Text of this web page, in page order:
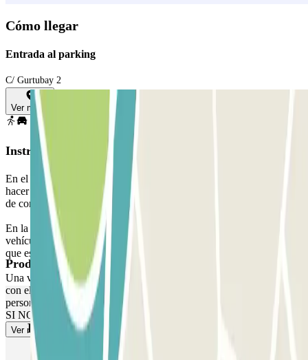
Cómo llegar
Entrada al parking
C/ Gurtubay 2
Ver mapa
Instrucciones
En el proceso de compra escoge la fecha en que vas a llegar. Tras
hacer el pago online recibirás por correo electrónico un justificante
de compra con el código localizador de tu reserva.
En la fecha de tu reserva, accede normalmente al parking con tu
vehículo, recoge el ticket a la entrada y aparca en cualquier plaza
que esté libre.
Una vez te hayas bajado del coche, acércate a la cabina de control
con el justificante Parclick y el ticket que has recogido. Allí nuestro
personal comprobará tu reserva usando el localizador de tu reserva.
SI NO HAY PERSONAL: Usa el interfono
Ver más
Productos de Parclick
Productos de Parclick